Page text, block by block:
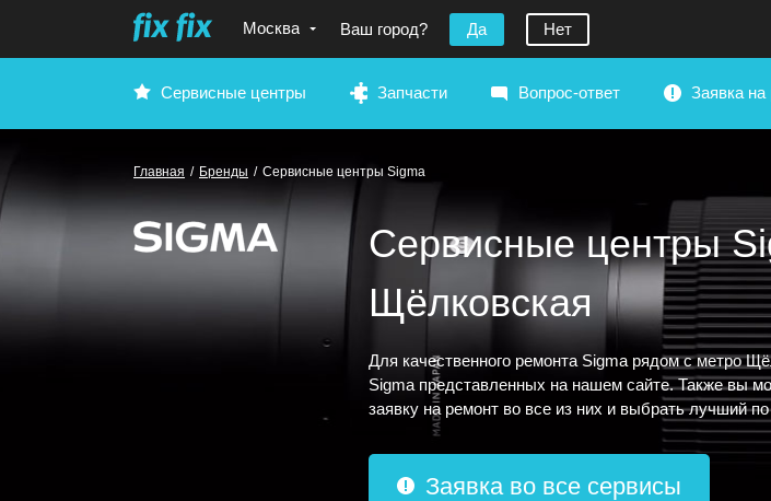
Москва Ваш город? Да Нет
Сервисные центры Запчасти Вопрос-ответ Заявка на
Главная / Бренды / Сервисные центры Sigma
Сервисные центры
Щёлковская
Для качественного ремонта Sigma рядом с метро
Sigma представленных на нашем сайте. Также вы
заявку на ремонт во все из них и выбрать лучший
Заявка во все сервисы